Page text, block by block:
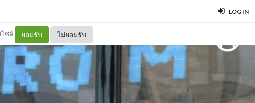
LOG IN
ไซต์ ยอมรับ ไม่ยอมรับ